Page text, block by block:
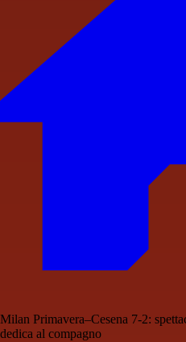
Milan Primavera–Cesena 7-2:
dedica al compagno